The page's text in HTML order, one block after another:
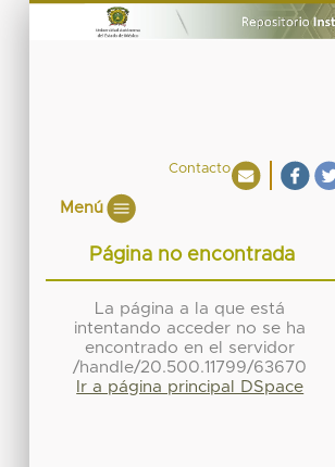
Contacto
Menú
Página no encontrada
La página a la que está
intentando acceder no se ha
encontrado en el servidor
/handle/20.500.11799/63670
Ir a página principal DSpace